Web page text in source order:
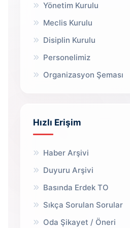
Yönetim Kurulu
Meclis Kurulu
Disiplin Kurulu
Personelimiz
Organizasyon Şeması
Hızlı Erişim
Haber Arşivi
Duyuru Arşivi
Basında Erdek TO
Sıkça Sorulan Sorular
Oda Şikayet / Öneri